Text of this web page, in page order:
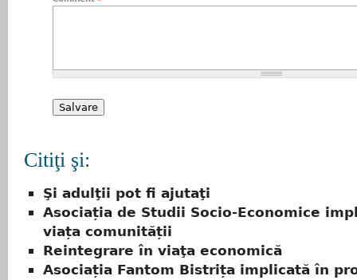
Citiţi şi:
Şi adulţii pot fi ajutaţi
Asociația de Studii Socio-Economice
viața comunității
Reintegrare în viaţa economică
Asociația Fantom Bistrița implicată în